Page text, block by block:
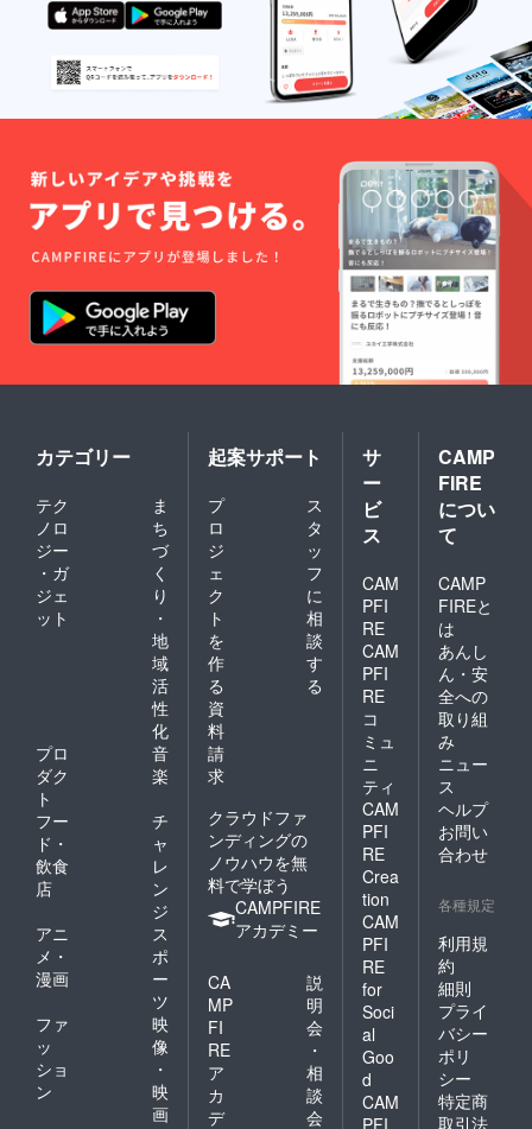
カテゴリー
テク
ノロ
ジー
・ガ
ジェ
ット
ま
ち
づ
く
り
・
地
域
活
性
化
プロ
ダク
ト
音
楽
フー
ド・
飲食
店
チ
ャ
レ
ン
ジ
アニ
メ・
漫画
ス
ポ
ー
ツ
ファ
ッ
ショ
ン
映
像
・
映
画
起案サポート
プ
ロ
ジ
ェ
ク
ト
を
作
る
ス
タ
ッ
フ
に
相
談
す
る
資
料
請
求
クラウドファ
ンディングの
ノウハウを無
料で学ぼう
CAMPFIRE
アカデミー
CA
MP
FI
RE
ア
カ
デ
説
明
会
・
相
談
会
サ
ー
ビ
ス
CAM
PFI
RE
CAM
PFI
RE
コ
ミュ
ニ
ティ
CAM
PFI
RE
Crea
tion
CAM
PFI
RE
for
Soci
al
Goo
d
CAM
PFI
CAMP
FIRE
につい
て
CAMP
FIREと
は
あんし
ん・安
全への
取り組
み
ニュー
ス
ヘルプ
お問い
合わせ
各種規定
利用規
約
細則
プライ
バシー
ポリ
シー
特定商
取引法